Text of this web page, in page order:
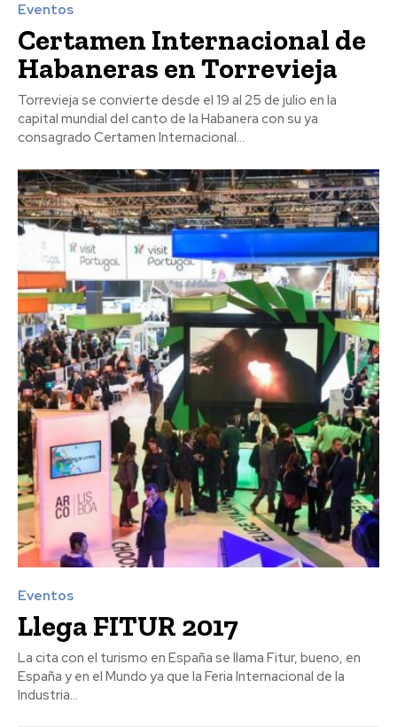
Eventos
Certamen Internacional de
Habaneras en Torrevieja
Torrevieja se convierte desde el 19 al 25 de julio en la
capital mundial del canto de la Habanera con su ya
consagrado Certamen Internacional...
Eventos
Llega FITUR 2017
La cita con el turismo en España se llama Fitur, bueno, en
España y en el Mundo ya que la Feria Internacional de la
Industria...